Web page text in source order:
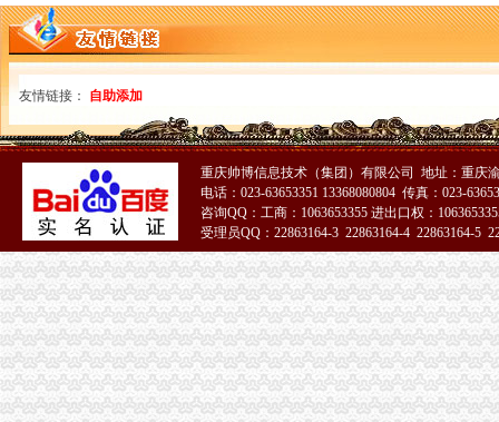
《海关进出口货物收发货人报关注册登记证书》有效期有多久？-通关
海关登记证书到期-会计之家-PoweredbyDiscuz!
报关登记证过期海关加急服务_报关报检_中国贸易金融网
变更人后海关报关注册登记证书要办理变更需要哪些资料？-阿里巴
企业的《中华共和国海关进出口货物收发货人报关注册登记证书》
中华共和国海关进出口货人报关注册登记证书逾期年检失效后该怎
海关报关登记证书
南通海关提醒进出口企业及时变更报关注册登记证书信息__江海
报关企业如何办理海关注册登记手续
《中华共和国海关报关单位注册登记证书》变更材料
《中华共和国海关报关单位注册登记证书》备案材料
海关进出口货物收发货人报关注册登记证书
关于《海关报关单位注册登记证书》的几个问题.-报关报检-福步外
《中华共和国海关报关企业报关注册登记证书》有效期为几年？
如何办理报关注册登记证即海关注册登记证明？-通关监管海关业务咨
《中华共和国海关报关单位注册登记证书》的有效期是多久？
中华共和国海关报关单位注册登记证书.xls
友情链接： 自助添加
重庆帅博信息技术（集团）有限公司 地址：重庆
电话：023-63653351 13368080804 传真：023-
咨询QQ：工商：1063653355 进出口权：
受理员QQ：22863164-3 22863164-4 22863164-5